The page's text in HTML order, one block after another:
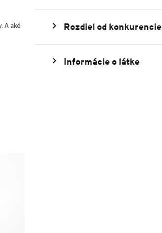
A aké
Rozdiel od konkurencie
Informácie o látke